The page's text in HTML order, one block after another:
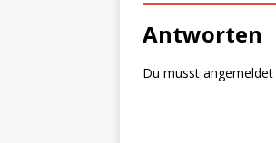
Antworten
Du musst angemeldet